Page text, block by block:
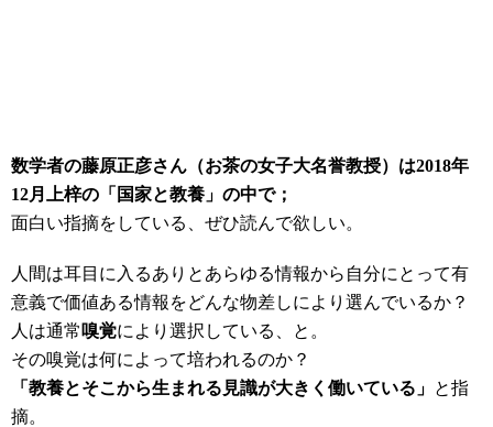
数学者の藤原正彦さん（お茶の女子大名誉教授）は2018年
12月上梓の 「国家と教養」の中で；
面白い指摘をしている、ぜひ読んで欲しい。
人間は耳目に入るありとあらゆる情報から自分にとって有
意義で価値ある情報をどんな物差しにより選んでいるか？
人は通常 嗅覚により選択している、と。
その嗅覚は何によって培われるのか？
「教養とそこから生まれる見識が大きく働いている」 と指
摘。